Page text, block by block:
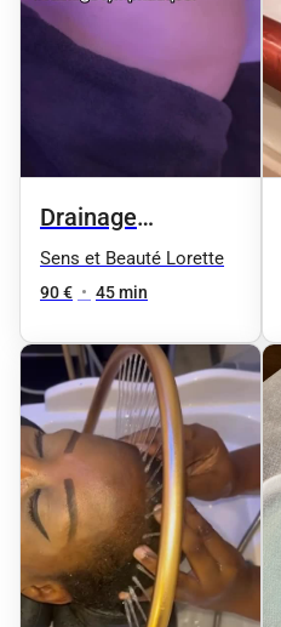
Drainage
lymphatique
Sens et Beauté Lorette
90 € • 45 min